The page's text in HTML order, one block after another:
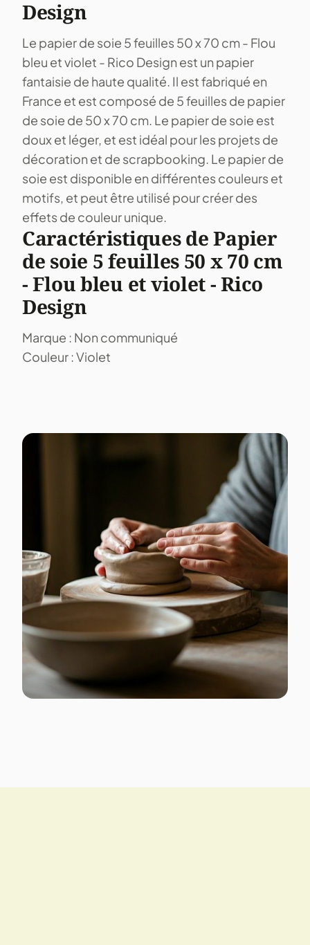
Design
Le papier de soie 5 feuilles 50 x 70 cm - Flou
bleu et violet - Rico Design est un papier
fantaisie de haute qualité. Il est fabriqué en
France et est composé de 5 feuilles de papier
de soie de 50 x 70 cm. Le papier de soie est
doux et léger, et est idéal pour les projets de
décoration et de scrapbooking. Le papier de
soie est disponible en différentes couleurs et
motifs, et peut être utilisé pour créer des
effets de couleur unique.
Caractéristiques de Papier
de soie 5 feuilles 50 x 70 cm
- Flou bleu et violet - Rico
Design
Marque : Non communiqué
Couleur : Violet